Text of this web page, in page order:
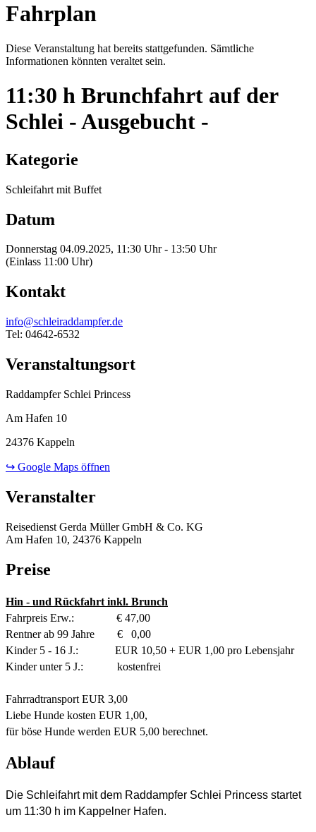
Fahrplan
Diese Veranstaltung hat bereits stattgefunden. Sämtliche
Informationen könnten veraltet sein.
11:30 h Brunchfahrt auf der
Schlei - Ausgebucht -
Kategorie
Schleifahrt mit Buffet
Datum
Donnerstag 04.09.2025, 11:30 Uhr - 13:50 Uhr
(Einlass 11:00 Uhr)
Kontakt
info@schleiraddampfer.de
Tel: 04642-6532
Veranstaltungsort
Raddampfer Schlei Princess
Am Hafen 10
24376 Kappeln
↪ Google Maps öffnen
Veranstalter
Reisedienst Gerda Müller GmbH & Co. KG
Am Hafen 10, 24376 Kappeln
Preise
Hin - und Rückfahrt inkl. Brunch
Fahrpreis Erw.: € 47,00
Rentner ab 99 Jahre € 0,00
Kinder 5 - 16 J.: EUR 10,50 + EUR 1,00 pro Lebensjahr
Kinder unter 5 J.: kostenfrei
Fahrradtransport EUR 3,00
Liebe Hunde kosten EUR 1,00,
für böse Hunde werden EUR 5,00 berechnet.
Ablauf
Die Schleifahrt mit dem Raddampfer Schlei Princess startet
um 11:30 h im Kappelner Hafen.